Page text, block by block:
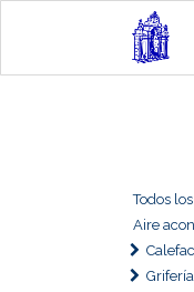
Todos
Aire
Grifería